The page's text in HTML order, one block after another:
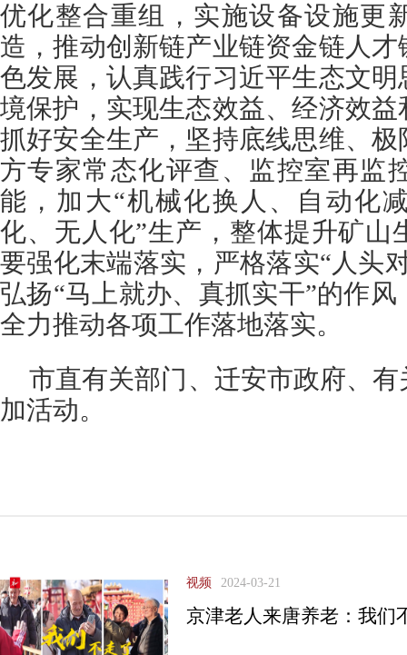
优化整合重组，实施设备设施更
造，推动创新链产业链资金链人
色发展，认真践行习近平生态文
境保护，实现生态效益、经济效
抓好安全生产，坚持底线思维、
方专家常态化评查、监控室再监
能，加大“机械化换人、自动化
化、无人化”生产，整体提升矿山
要强化末端落实，严格落实“人头
弘扬“马上就办、真抓实干”的作
全力推动各项工作落地落实。
市直有关部门、迁安市政府、
加活动。
视频 2024-03-21
京津老人来唐养老：我们